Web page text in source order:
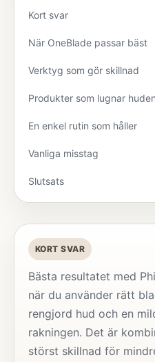
Kort svar
När OneBlade passar bäst
Verktyg som gör skillnad
Produkter som lugnar huden
En enkel rutin som håller
Vanliga misstag
Slutsats
KORT SVAR
Bästa resultatet med
när du använder rätt
rengjord hud och en
rakningen. Det är
störst skillnad för